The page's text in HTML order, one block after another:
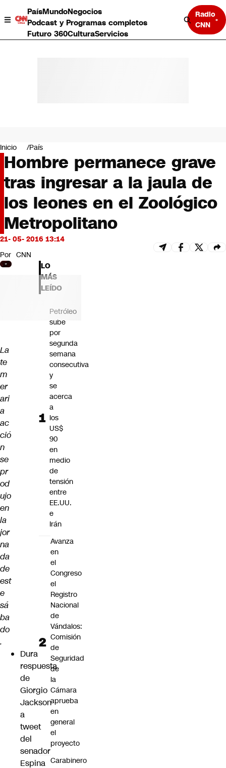
PaísMundoNegocios
Podcast y Programas completos
Futuro 360CulturaServicios
Radio
CNN
Negocios
Deportes
Programas completos
Cultura
Servicios
Bits
CNN tiempo
Futuro 360
Inicio País
Hombre permanece grave
tras ingresar a la jaula de
los leones en el Zoológico
Metropolitano
21- 05- 2016 13:14
Por CNN
La
te
m
er
ari
a
ac
ció
n
se
pr
od
ujo
en
la
jor
na
da
de
est
e
sá
ba
do
.
Dura
respuesta
de
Giorgio
Jackson
a
tweet
del
senador
Espina
LO
MÁS
LEÍDO
Petróleo
sube
por
segunda
semana
consecutiva
y
se
acerca
a
los
US$
90
en
medio
de
tensión
entre
EE.UU.
e
Irán
Avanza
en
el
Congreso
el
Registro
Nacional
de
Vándalos:
Comisión
de
Seguridad
de
la
Cámara
aprueba
en
general
el
proyecto
Carabinero